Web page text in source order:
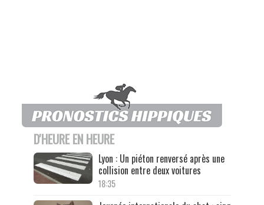
D'HEURE EN HEURE
Lyon : Un piéton renversé après une
collision entre deux voitures
18:35